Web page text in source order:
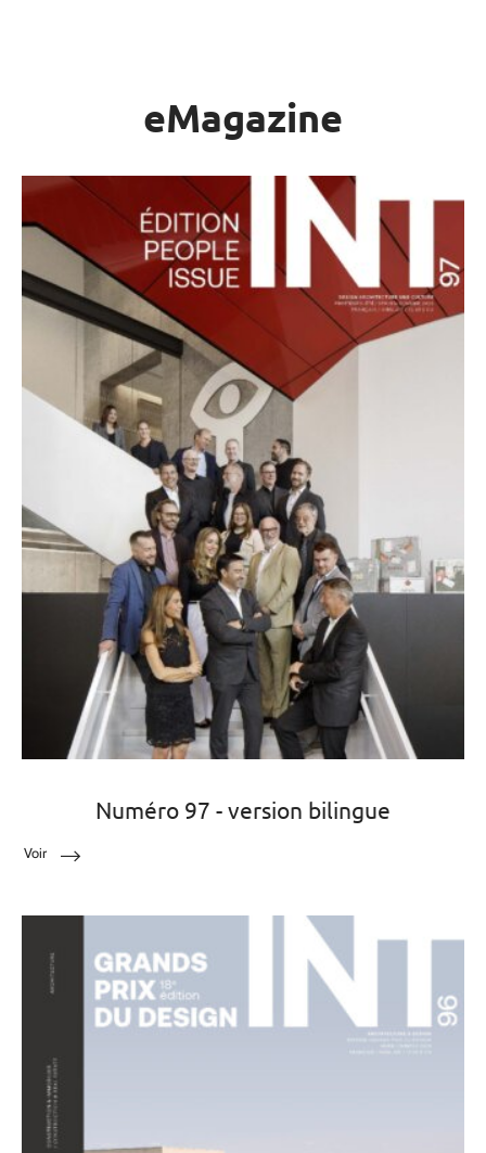
eMagazine
Numéro 97 - version bilingue
Voir